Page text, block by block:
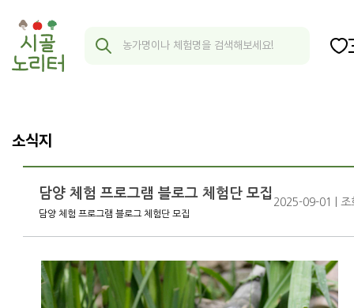
소식지
담양 체험 프로그램 블로그 체험단 모집
담양 체험 프로그램 블로그 체험단 모집
2025-09-01 | 조